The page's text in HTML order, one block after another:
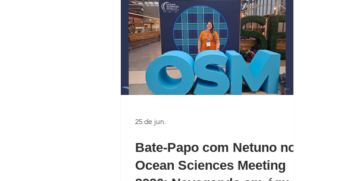
Bate-Papo com Netuno no
Ocean Sciences Meeting
25 de jun.